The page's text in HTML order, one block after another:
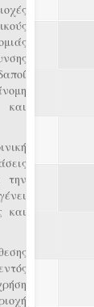
και
την
και